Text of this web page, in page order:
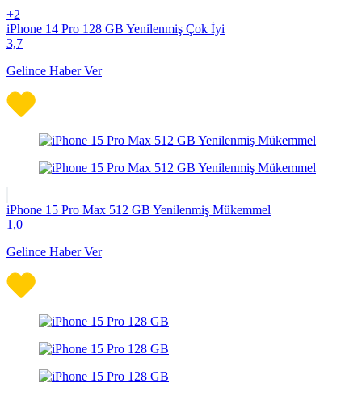
+2
iPhone 14 Pro 128 GB Yenilenmiş Çok İyi
3,7
Gelince Haber Ver
iPhone 15 Pro Max 512 GB Yenilenmiş Mükemmel
1,0
Gelince Haber Ver